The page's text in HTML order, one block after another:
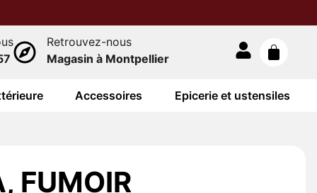
Retrouvez-nous
Magasin à Montpellier
Accessoires Epicerie et ustensiles
FUMOIR